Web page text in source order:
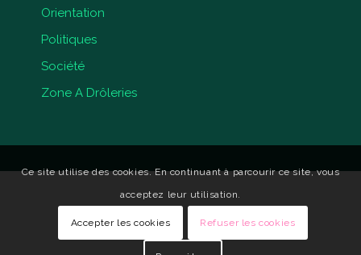
Orientation
Politiques
Société
Zone A Drôleries
Ce site utilise des cookies. En continuant à parcourir ce site, vous
acceptez leur utilisation.
Accepter les cookies Refuser les cookies